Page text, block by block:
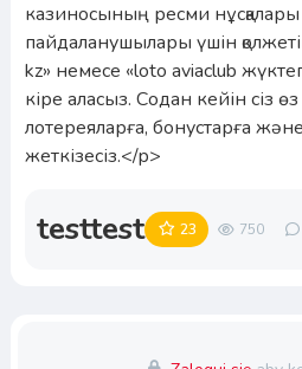
казиносының ресми
пайдаланушылары үшін
kz» немесе «loto aviaclub
кіре аласыз. Содан кейін сіз
лотереяларға, бонустарға
жеткізесіз.</p>
testtest 23 750